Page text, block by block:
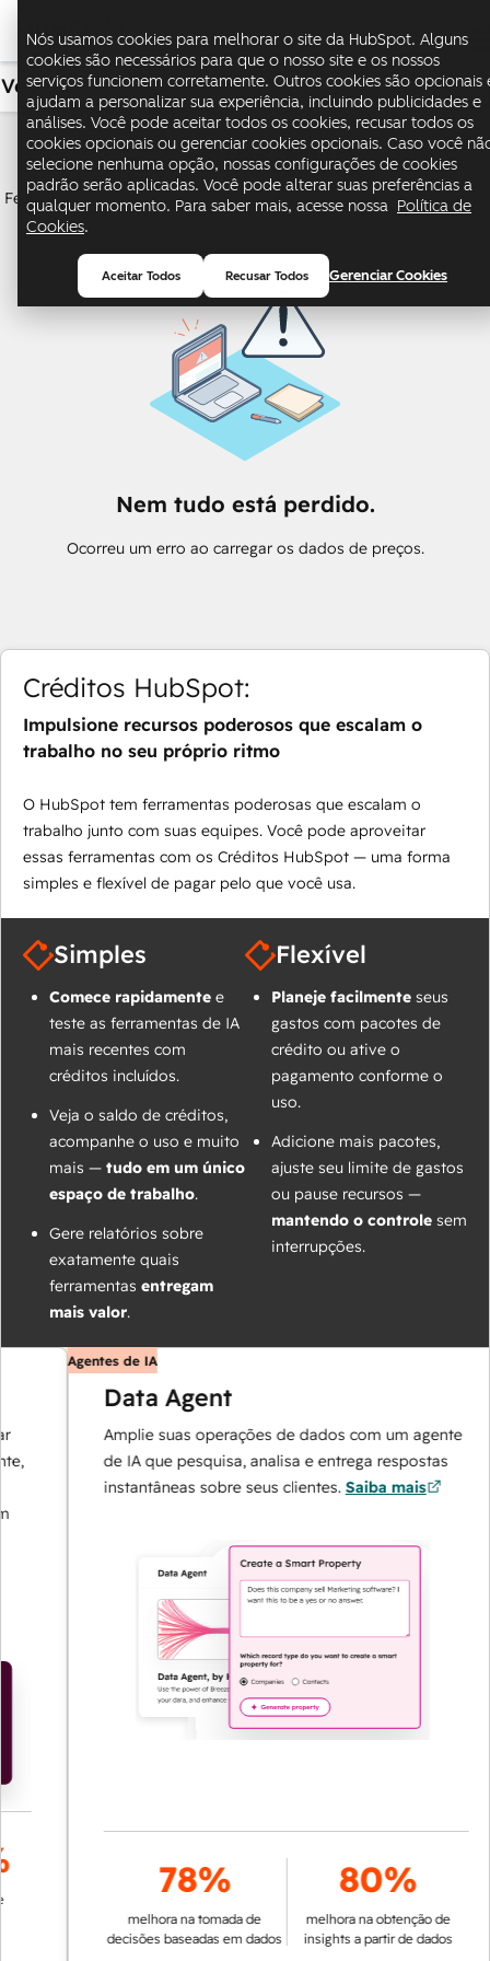
Nós usamos cookies para melhorar o site da HubSpot. Alguns
cookies são necessários para que o nosso site e os nossos
serviços funcionem corretamente. Outros cookies são opcionais
ajudam a personalizar sua experiência, incluindo publicidades e
análises. Você pode aceitar todos os cookies, recusar todos os
cookies opcionais ou gerenciar cookies opcionais. Caso você
selecione nenhuma opção, nossas configurações de cookies
padrão serão aplicadas. Você pode alterar suas preferências a
qualquer momento. Para saber mais, acesse nossa Política de
Cookies.
Gerenciar Cookies
Aceitar Todos Recusar Todos
Vendas USD
Sales Hub
Feche mais negócios e acelere o crescimento com um software de
Nem tudo está perdido.
Ocorreu um erro ao carregar os dados de preços.
Créditos HubSpot:
Impulsione recursos poderosos que escalam o
trabalho no seu próprio ritmo
O HubSpot tem ferramentas poderosas que escalam o
trabalho junto com suas equipes. Você pode aproveitar
essas ferramentas com os Créditos HubSpot — uma forma
simples e flexível de pagar pelo que você usa.
Simples
Comece rapidamente e
teste as ferramentas de IA
mais recentes com
créditos incluídos.
Veja o saldo de créditos,
acompanhe o uso e muito
mais — tudo em um único
espaço de trabalho.
Gere relatórios sobre
exatamente quais
ferramentas entregam
mais valor.
Flexível
Planeje facilmente seus
gastos com pacotes de
crédito ou ative o
pagamento conforme o
uso.
Adicione mais pacotes,
ajuste seu limite de gastos
ou pause recursos —
mantendo o controle sem
interrupções.
Agentes de IA
Data Agent
Amplie suas operações de dados com um agente
de IA que pesquisa, analisa e entrega respostas
instantâneas sobre seus clientes.Saiba mais
78%
melhora na tomada de
decisões baseadas em dados
80%
melhora na obtenção de
insights a partir de dados